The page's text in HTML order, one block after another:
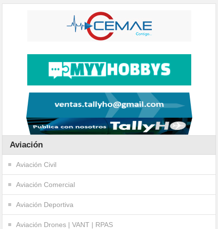
Aviación
Aviación Civil
Aviación Comercial
Aviación Deportiva
Aviación Drones | VANT | RPAS